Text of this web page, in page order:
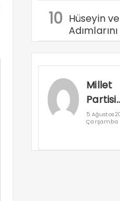
10 Hüseyin
Millet
Partisi
Genel
Başkanı
5 Ağustos
Çarşamba